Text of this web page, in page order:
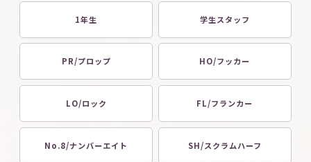
1年生 学生スタッフ
PR/プロップ HO/フッカー
LO/ロック FL/フランカー
No.8/ナンバーエイト SH/スクラムハーフ